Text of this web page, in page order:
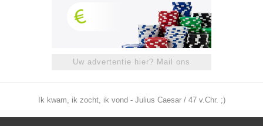
Uw advertentie hier? Mail ons
Ik kwam, ik zocht, ik vond - Julius Caesar / 47 v.Chr. ;)